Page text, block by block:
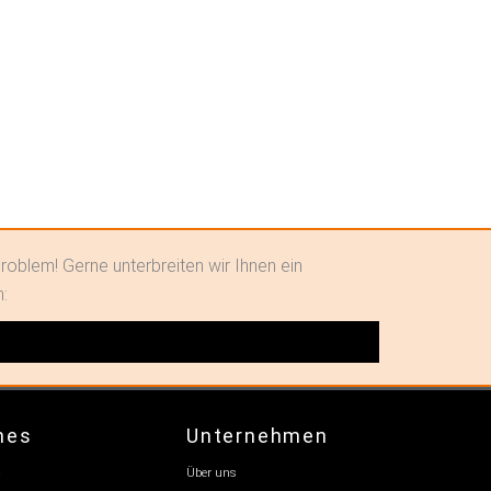
Gerne unterbreiten wir Ihnen ein
Unternehmen
Über uns